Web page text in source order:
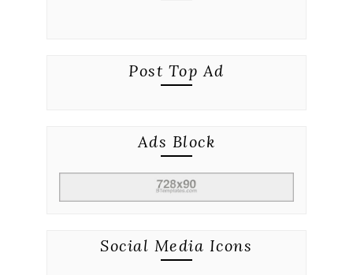
Post Top Ad
Ads Block
Social Media Icons